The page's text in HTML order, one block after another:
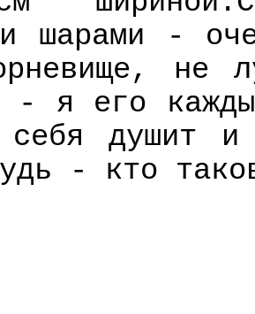
шарами -
не
- я его
душит и
- кто